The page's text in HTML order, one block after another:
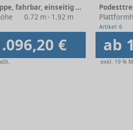
Podesttreppe, fahrbar, einseitig begehbar, mit Leichtmetall-Stufen und Plattform
0.72 m - 1.92 m
€
Artikel: 6
ab
exkl. 19 %